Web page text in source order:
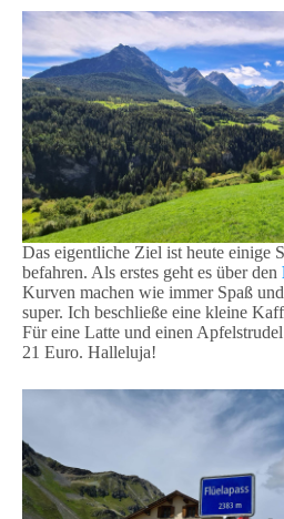
Das eigentliche Ziel ist heute einige
befahren. Als erstes geht es über den
Kurven machen wie immer Spaß
super. Ich beschließe eine kleine
Für eine Latte und einen
21 Euro. Halleluja!